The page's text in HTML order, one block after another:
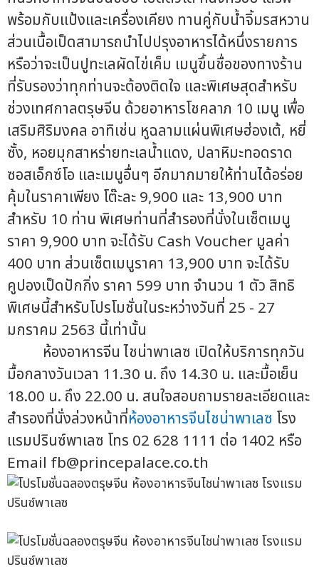
พร้อมกับแป้งและเครื่องเคียง ทานคู่กับน้ำจิ้มรสหวาน
ส่วนเนื้อเป็ดสามารถนำไปปรุงอาหารได้หนึ่งรายการ
หรือว่าจะเป็นปูทะเลผัดไข่เค็ม เมนูขึ้นชื่อของทางร้าน
ที่รับรองว่าทุกท่านจะต้องติดใจ และพิเศษสุดสำหรับ
ช่วงเทศกาลตรุษจีน ด้วยอาหารโชคลาภ 10 เมนู เพื่อ
เสริมศิริมงคล อาทิเช่น หูฉลามแผ่นพิเศษฮ่องเต้, หยี่
ซั้ง, หอยมุกสาหร่ายทะเลน้ำแดง, ปลาหิมะทอดราด
ซอสเอ็กซ์โอ และเมนูอื่นๆ อีกมากมายให้ท่านได้อร่อย
คุ้มในราคาเพียง โต๊ะละ 9,900 และ 13,900 บาท
สำหรับ 10 ท่าน พิเศษท่านที่สำรองที่นั่งในเซ็ตเมนู
ราคา 9,900 บาท จะได้รับ Cash Voucher มูลค่า
400 บาท ส่วนเซ็ตเมนูราคา 13,900 บาท จะได้รับ
คูปองเป็ดปักกิ่ง ราคา 599 บาท จำนวน 1 ตัว สิทธิ
พิเศษนี้สำหรับโปรโมชั่นในระหว่างวันที่ 25 - 27
มกราคม 2563 นี้เท่านั้น
ห้องอาหารจีน ไชน่าพาเลซ เปิดให้บริการทุกวัน
มื้อกลางวันเวลา 11.30 น. ถึง 14.30 น. และมื้อเย็น
18.00 น. ถึง 22.00 น. สนใจสอบถามรายละเอียดและ
สำรองที่นั่งล่วงหน้าที่ห้องอาหารจีนไชน่าพาเลซ โรง
แรมปรินซ์พาเลซ โทร 02 628 1111 ต่อ 1402 หรือ
Email fb@princepalace.co.th